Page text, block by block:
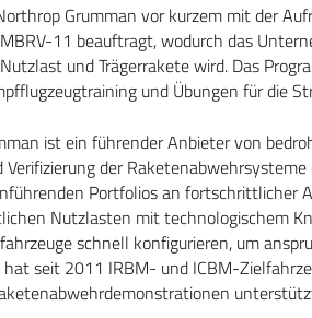
Grumman vor kurzem mit der
11 beauftragt, wodurch das
und Trägerrakete wird. Das
und Übungen für die
ist ein führender Anbieter von
Verifizierung der
Portfolios an fortschrittlicher
Nutzlasten mit technologischem
schnell konfigurieren, um
seit 2011 IRBM- und ICBM-